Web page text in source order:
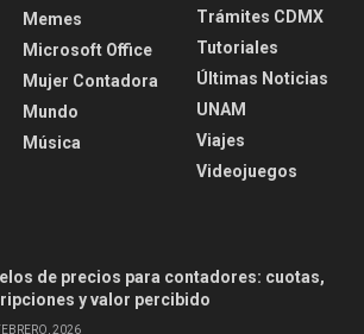
Memes
Microsoft Office
Mujer Contadora
Mundo
Música
Trámites CDMX
Tutoriales
Últimas Noticias
UNAM
Viajes
Videojuegos
de precios para contadores: cuotas,
y valor percibido
2026